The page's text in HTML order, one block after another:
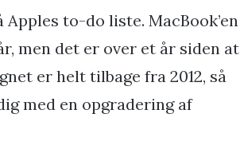
to-do liste. MacBook’en
men det er over et år siden at
er helt tilbage fra 2012, så
med en opgradering af